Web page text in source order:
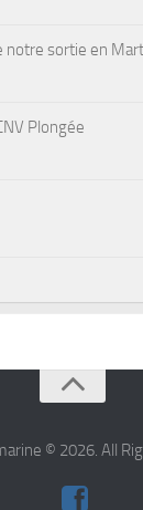
notre sortie en
Plongée
© 2026. All